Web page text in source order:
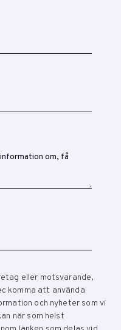
eller motsvarande,
komma att använda
och nyheter som vi
när som helst